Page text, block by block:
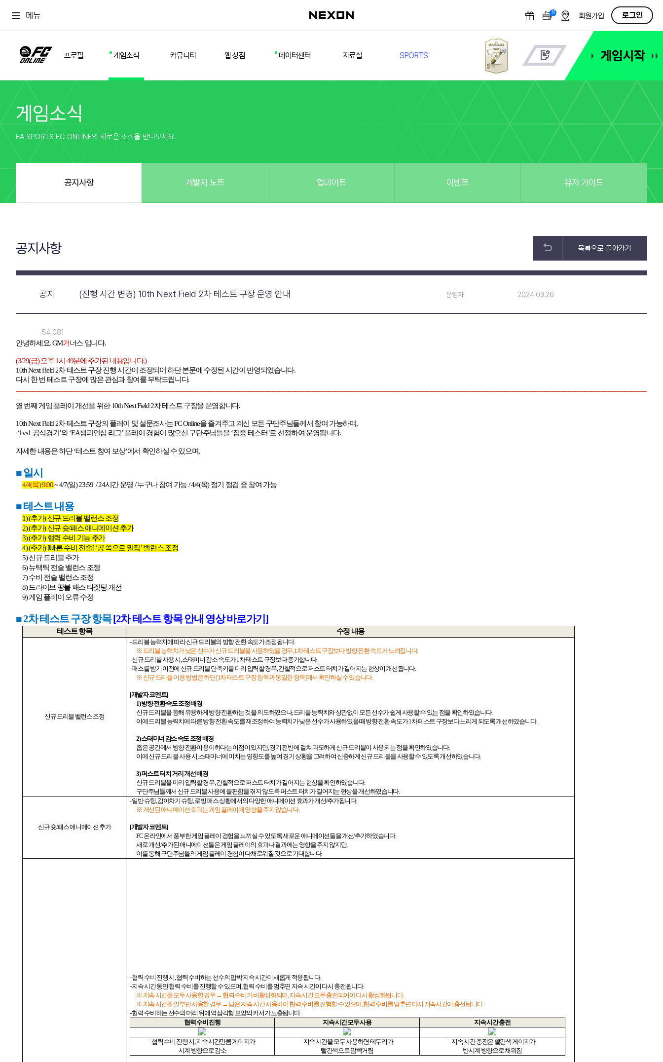
메뉴 N OFF회원가입 로그인
프로필 게임소식 커뮤니티 웹 상점 데이터센터 자료실 SPORTS
스쿼드
경기 기록
커뮤니티
방명록
설정
업데이트
유저 가이드
질문
게임 플레이 버그 제보
훈련코치/특성 도우미
게임소식
EA SPORTS FC ONLINE의 새로운 소식을 만나보세요.
공지사항 개발자 노트 업데이트 이벤트 유저 가이드
공지사항 목록으로 돌아가기
공지 (진행 시간 변경) 10th Next Field 2차 테스트 구장 운영 안내 운영자 2024.03.26
54,081
안녕하세요. GM거너스 입니다.
(3/29(금)오후1시 49분에 추가된 내용입니다.)
10th Next Field 2차 테스트 구장 진행 시간이 조정되어 하단 본문에 수정된 시간이 반영되었습니다.
다시 한 번 테스트 구장에 많은 관심과 참여를 부탁드립니다.
열 번째 게임 플레이 개선을 위한10th Next Field 2차 테스트 구장을 운영합니다.
10th Next Field 2차 테스트 구장의 플레이 및 설문조사는FC Online을 즐겨주고 계신 모든 구단주님들께서 참여 가능하며,
‘1vs1 공식경기 ’와‘EA챔피언십 리그’플레이 경험이 많으신 구단주님들을‘집중 테스터’로 선정하여 운영됩니다.
자세한 내용은 하단‘테스트 참여 보상’에서 확인하실 수 있으며,
■일시
4/4(목) 9:00~ 4/7(일) 23:59 / 24시간 운영 /누구나 참여 가능/ 4/4(목)정기 점검 중 참여 가능
■테스트 내용
1) (추가)신규 드리블 밸런스 조정
2) (추가)신규 슛/패스 애니메이션 추가
3) (추가)협력 수비 기능 추가
4) (추가) [빠른 수비 전술] ‘공 쪽으로 밀집’밸런스 조정
5)신규 드리블 추가
6)뉴택틱 전술 밸런스 조정
7)수비 전술 밸런스 조정
8)드라이브 땅볼 패스 타겟팅 개선
9)게임 플레이 오류 수정
■ 2차 테스트 구장 항목[2차 테스트항목 안내 영상바로가기]
테스트 항목 수정 내용
신규드리블 밸런스 조정
-드리블 능력치에 따라 신규 드리블의 방향 전환 속도가 조정됩니다.
※ 드리블 능력치가 낮은 선수가 신규 드리블을 사용하였을 경우, 1차 테스트 구장보다 방향 전환 속도가 느려집니다.
-신규 드리블 사용 시,스태미너 감소 속도가1차 테스트 구장보다 증가합니다.
-패스를 받기 이전에 신규 드리블 단축키를 미리 입력할 경우,간헐적으로 퍼스트 터치가 길어지는 현상이 개선됩니다.
※ 신규 드리블 이용 방법은 하단[1차 테스트 구장 항목과 동일한 항목]에서 확인하실 수 있습니다.
[개발자 코멘트]
1)방향 전환 속도 조정 배경
신규 드리블을 통해 유용하게 방향 전환하는 것을 의도하였으나,드리블 능력치와 상관없이 모든 선수가 쉽게 사용할 수 있는 점을 확인하였습니다.
이에 드리블 능력치에 따른 방향 전환 속도를 재조정하여 능력치가 낮은 선수가 사용하였을 때 방향 전환 속도가1차 테스트 구장보다 느리게 되도록 개선하였습니다.
2)스태미너 감소 속도 조정 배경
좁은 공간에서 방향 전환이 용이하다는 이점이 있지만,경기 전반에 걸쳐 과도하게 신규 드리블이 사용되는 점을 확인하였습니다.
이에 신규 드리블 사용 시,스태미너에 미치는 영향도를 높여 경기 상황을 고려하여 신중하게 신규 드리블을 사용할 수 있도록 개선하였습니다.
3)퍼스트 터치 거리 개선 배경
신규 드리블을 미리 입력할 경우,간헐적으로 퍼스트 터치가 길어지는 현상을 확인하였습니다.
구단주님들께서 신규 드리블 사용에 불편함을 겪지 않도록 퍼스트 터치가 길어지는 현상을 개선하였습니다.
신규 슛/패스 애니메이션 추가
-일반 슈팅,감아차기 슈팅,로빙 패스 상황에서의 다양한 애니메이션 효과가 개선/추가됩니다.
※ 개선된 애니메이션 효과는 게임 플레이에 영향을 주지 않습니다.
[개발자 코멘트]
FC온라인에서 풍부한 게임 플레이 경험을 느끼실 수 있도록 새로운 애니메이션들을 개선/추가하였습니다.
새로 개선/추가된 애니메이션들은 게임 플레이의 효과나 결과에는 영향을 주지 않지만,
이를 통해 구단주님들의 게임 플레이 경험이 다채로워질 것으로 기대합니다.
-협력 수비 진행 시,협력 수비하는 선수의 압박 지속 시간이 새롭게 적용됩니다.
-지속 시간 동안 협력 수비를 진행할 수 있으며,협력 수비를 멈추면 지속 시간이 다시 충전됩니다.
※ 지속 시간을 모두 사용한 경우 → 협력 수비가 비활성화되며,지속 시간 모두 충전되어야 다시 활성화됩니다.
※ 지속 시간을 일부만 사용한 경우 → 남은 지속 시간 사용하여 협력 수비를 진행할 수 있으며,협력 수비를 멈추면 다시 지속시간이 충전됩니다.
-협력 수비하는 선수의 머리 위에 역삼각형 모양의 커서가 노출됩니다.
협력 수비 진행
지속 시간 모두 사용 지속 시간 충전
-협력 수비 진행 시,지속 시간만큼 게이지가
시계 방향으로 감소
-지속 시간을 모두 사용하면 테두리가
빨간색으로 깜빡거림
-지속 시간 충전은 빨간색 게이지가
반시계 방향으로 채워짐